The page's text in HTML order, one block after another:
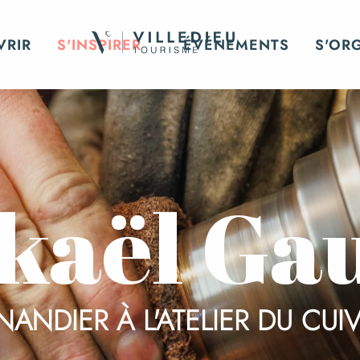
S'INSPIRER ÉVÉNEMENTS
À L'ATELIER DU